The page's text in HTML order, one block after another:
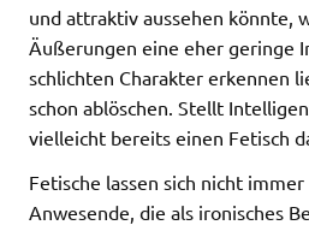
und attraktiv aussehen könnte,
Äußerungen eine eher geringe
schlichten Charakter erkennen
schon ablöschen. Stellt
vielleicht bereits einen Fetisch
Fetische lassen sich nicht
Anwesende, die als ironisches